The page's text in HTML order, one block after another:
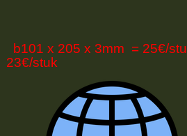
b101 x 205 x 3mm = 25€/
23€/stuk